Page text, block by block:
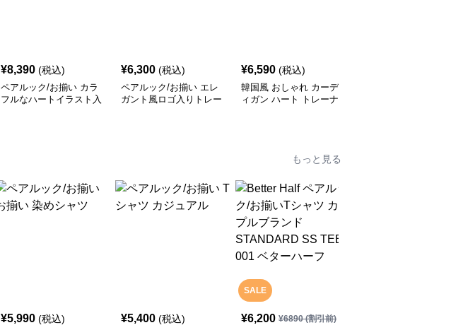
¥8,390 (税込)
ペアルック/お揃い カラ
フルなハートイラスト入
¥6,300 (税込)
ペアルック/お揃い エレ
ガント風ロゴ入りトレー
¥6,590 (税込)
韓国風 おしゃれ カーデ
ィガン ハート トレーナ
もっと見る
¥5,990 (税込) ¥5,400 (税込)
SALE
¥6,200 ¥6890(割引前)